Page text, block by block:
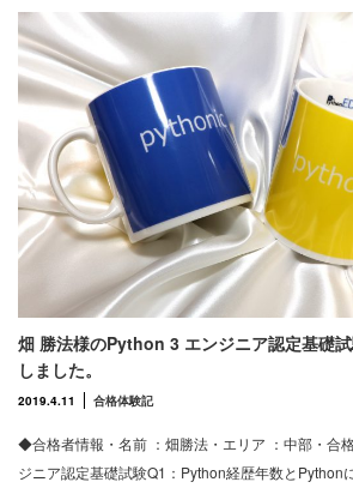
畑 勝法様のPython 3 エンジニア認定基礎
しました。
2019.4.11 合格体験記
◆合格者情報・名前 ：畑勝法・エリア ：中部・合
ジニア認定基礎試験Q1：Python経歴年数とPython